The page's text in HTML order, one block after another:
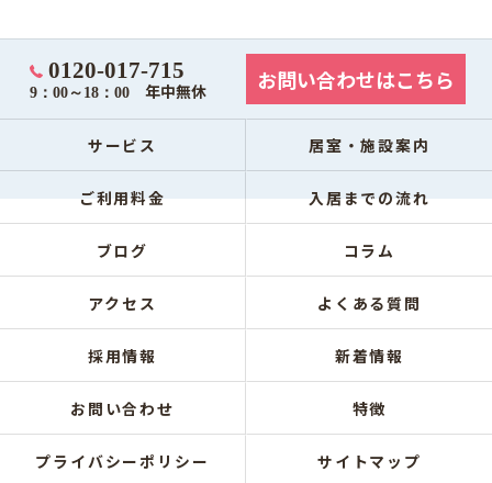
0120-017-715
9：00～18：00 年中無休 お問い合わせはこちら
サービス 居室・施設案内
ご利用料金 入居までの流れ
ブログ コラム
アクセス よくある質問
採用情報 新着情報
お問い合わせ 特徴
プライバシーポリシー サイトマップ